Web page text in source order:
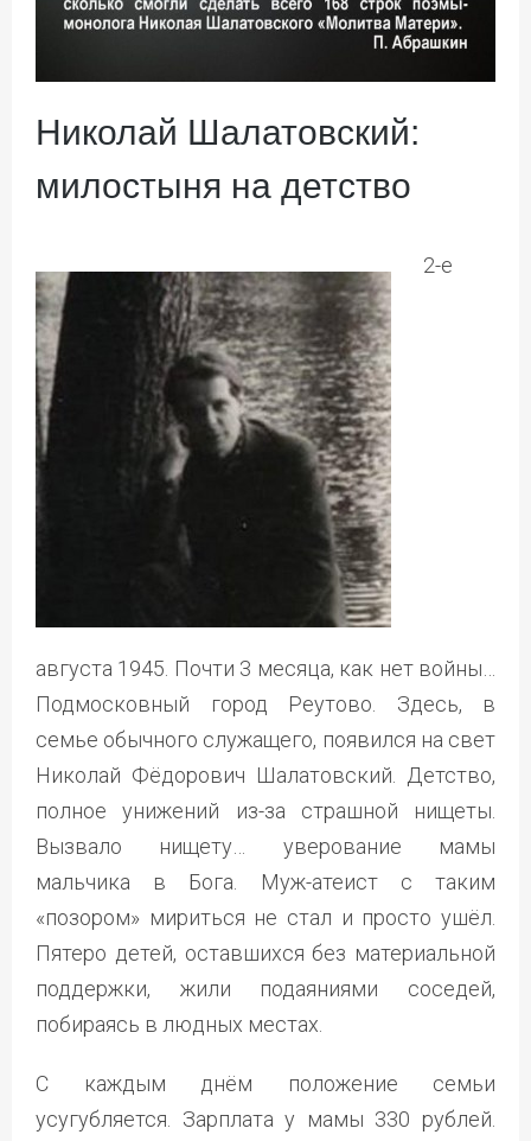
Николай Шалатовский:
милостыня на детство
2-е
августа 1945. Почти 3 месяца, как нет войны…
Подмосковный город Реутово. Здесь, в
семье обычного служащего, появился на свет
Николай Фёдорович Шалатовский. Детство,
полное унижений из-за страшной нищеты.
Вызвало нищету… уверование мамы
мальчика в Бога. Муж-атеист с таким
«позором» мириться не стал и просто ушёл.
Пятеро детей, оставшихся без материальной
поддержки, жили подаяниями соседей,
побираясь в людных местах.
С каждым днём положение семьи
усугубляется. Зарплата у мамы 330 рублей.